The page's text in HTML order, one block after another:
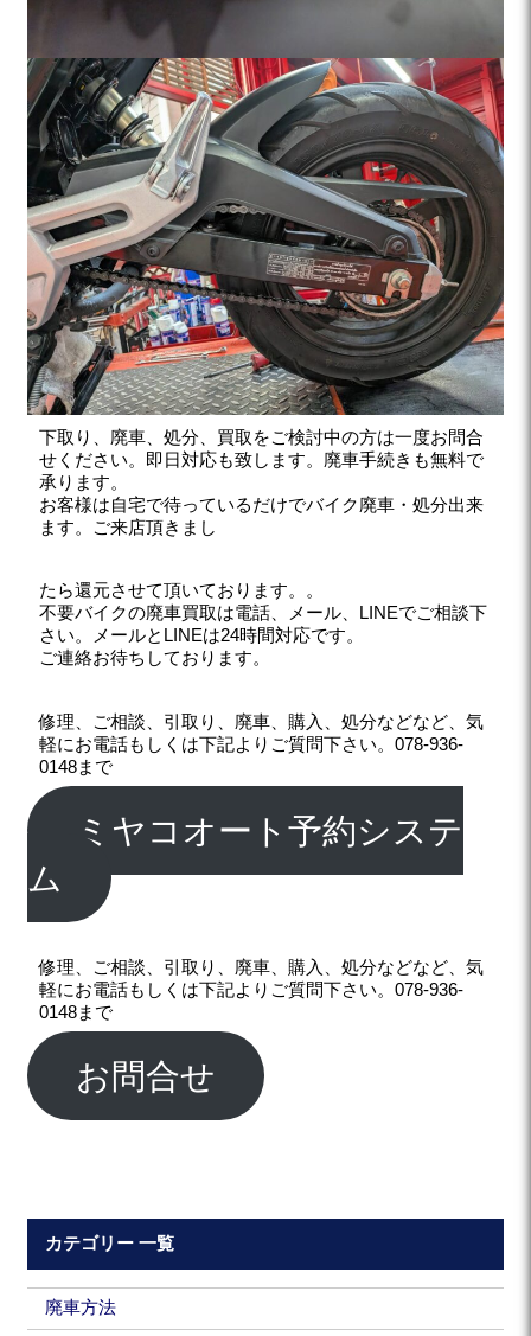
下取り、廃車、処分、買取をご検討中の方は一度お問合
せください。即日対応も致します。廃車手続きも無料で
承ります。
お客様は自宅で待っているだけでバイク廃車・処分出来
ます。ご来店頂きまし
たら還元させて頂いております。。
不要バイクの廃車買取は電話、メール、LINEでご相談下
さい。メールとLINEは24時間対応です。
ご連絡お待ちしております。
修理、ご相談、引取り、廃車、購入、処分などなど、気
軽にお電話もしくは下記よりご質問下さい。078-936-
0148まで
ミヤコオート予約システ
ム
修理、ご相談、引取り、廃車、購入、処分などなど、気
軽にお電話もしくは下記よりご質問下さい。078-936-
0148まで
お問合せ
カテゴリー 一覧
廃車方法